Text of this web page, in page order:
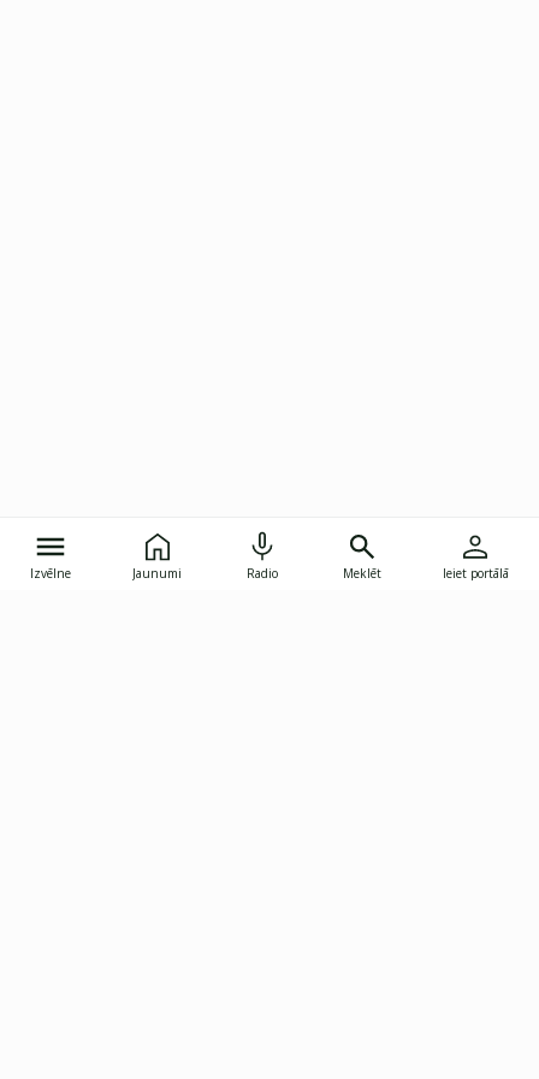
Izvēlne Jaunumi Radio Meklēt Ieiet portālā